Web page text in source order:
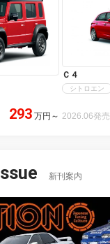
293 万円 ～
Ｃ４
シトロエン
2026.06発売
新刊案内